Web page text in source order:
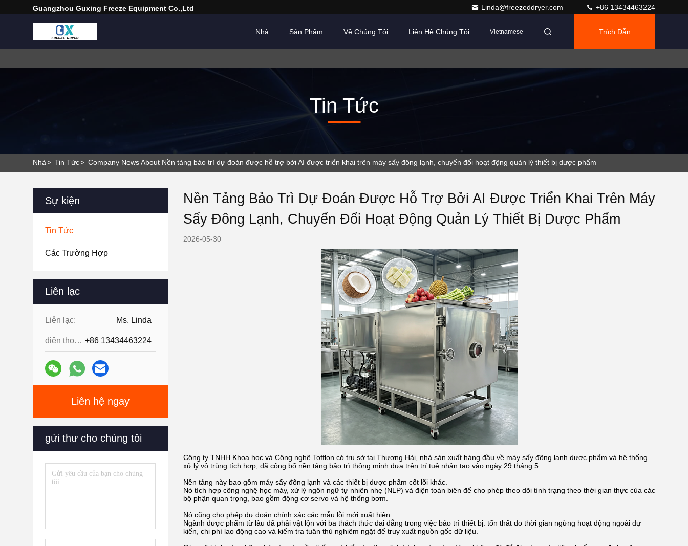
Guangzhou Guxing Freeze Equipment Co.,Ltd Linda@freezeddryer.com +86 13434463224
Nhà Sản Phẩm Về Chúng Tôi Liên Hệ Chúng Tôi Vietnamese Trích Dẫn
Tin Tức
Nhà> Tin Tức> Company News About Nền tảng bảo trì dự đoán được hỗ trợ bởi AI được triển khai trên máy sấy đông lạnh, chuyển đổi hoạt động quản lý thiết bị dược phẩm
Sự kiện
Tin Tức
Các Trường Hợp
Liên lạc
Liên lạc: Ms. Linda
điện thoại: +86 13434463224
Liên hệ ngay
gửi thư cho chúng tôi
Nền Tảng Bảo Trì Dự Đoán Được Hỗ Trợ Bởi AI Được Triển Khai Trên Máy
Sấy Đông Lạnh, Chuyển Đổi Hoạt Động Quản Lý Thiết Bị Dược Phẩm
2026-05-30
Công ty TNHH Khoa học và Công nghệ Tofflon có trụ sở tại Thượng Hải, nhà sản xuất hàng đầu về máy sấy đông lạnh dược phẩm và hệ thống
xử lý vô trùng tích hợp, đã công bố nền tảng bảo trì thông minh dựa trên trí tuệ nhân tạo vào ngày 29 tháng 5.
Nền tảng này bao gồm máy sấy đông lạnh và các thiết bị dược phẩm cốt lõi khác.
Nó tích hợp công nghệ học máy, xử lý ngôn ngữ tự nhiên nhẹ (NLP) và điện toán biên để cho phép theo dõi tình trạng theo thời gian thực của các
bộ phận quan trọng, bao gồm động cơ servo và hệ thống bơm.
Nó cũng cho phép dự đoán chính xác các mẫu lỗi mới xuất hiện.
Ngành dược phẩm từ lâu đã phải vật lộn với ba thách thức dai dẳng trong việc bảo trì thiết bị: tổn thất do thời gian ngừng hoạt động ngoài dự
kiến, chi phí lao động cao và kiểm tra tuân thủ nghiêm ngặt để truy xuất nguồn gốc dữ liệu.